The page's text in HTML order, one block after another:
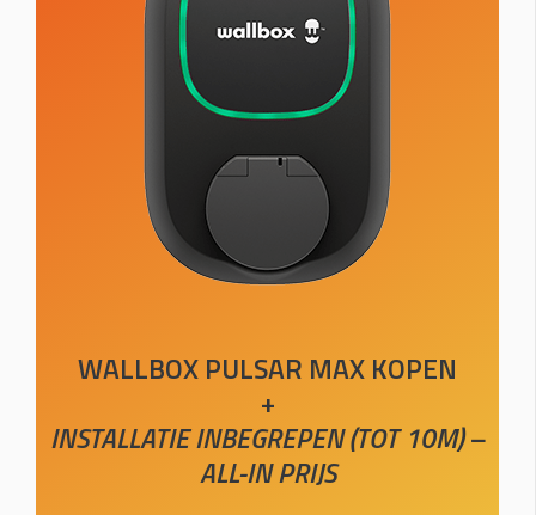
WALLBOX PULSAR MAX KOPEN
+
INSTALLATIE INBEGREPEN (TOT 10M) –
ALL-IN PRIJS